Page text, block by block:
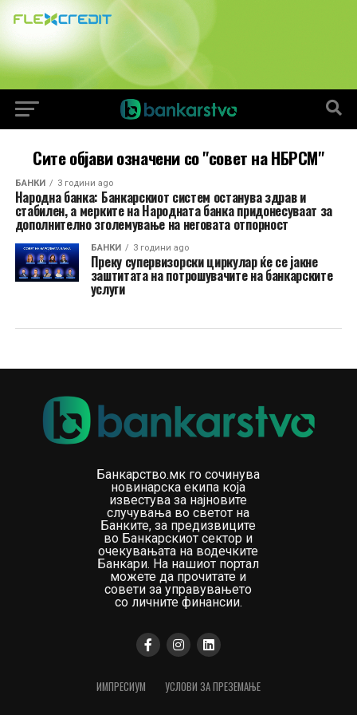
Сите објави означени со "совет на НБРСМ"
БАНКИ 3 години ago
Народна банка: Банкарскиот систем останува здрав и
стабилен, а мерките на Народната банка придонесуваат за
дополнително зголемување на неговата отпорност
БАНКИ 3 години ago
Преку супервизорски циркулар ќе се јакне
заштитата на потрошувачите на банкарските
услуги
Банкарство.мк го сочинува
новинарска екипа која
известува за најновите
случувања во светот на
Банките, за предизвиците
во Банкарскиот сектор и
очекувањата на водечките
Банкари. На нашиот портал
можете да прочитате и
совети за управувањето
со личните финансии.
ИМПРЕСИУМ УСЛОВИ ЗА ПРЕЗЕМАЊЕ